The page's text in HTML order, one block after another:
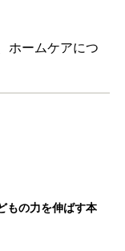
ホームケアにつ
もの力を伸ばす本